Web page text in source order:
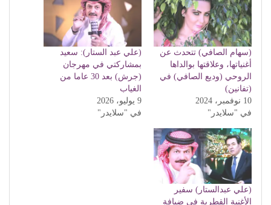
(سهام الصافي) تتحدث عن
أغنياتها، وعلاقتها بوالداها
الروحي (وديع الصافي) في
(تفانين)
10 نوفمبر، 2024
في "سلايدر"
(علي عبد الستار): سعيد
بمشاركتي في مهرجان
(جرش) بعد 30 عاما من
الغياب
9 يوليو، 2026
في "سلايدر"
(علي عبدالستار) سفير
الأغنية القطرية في ضيافة